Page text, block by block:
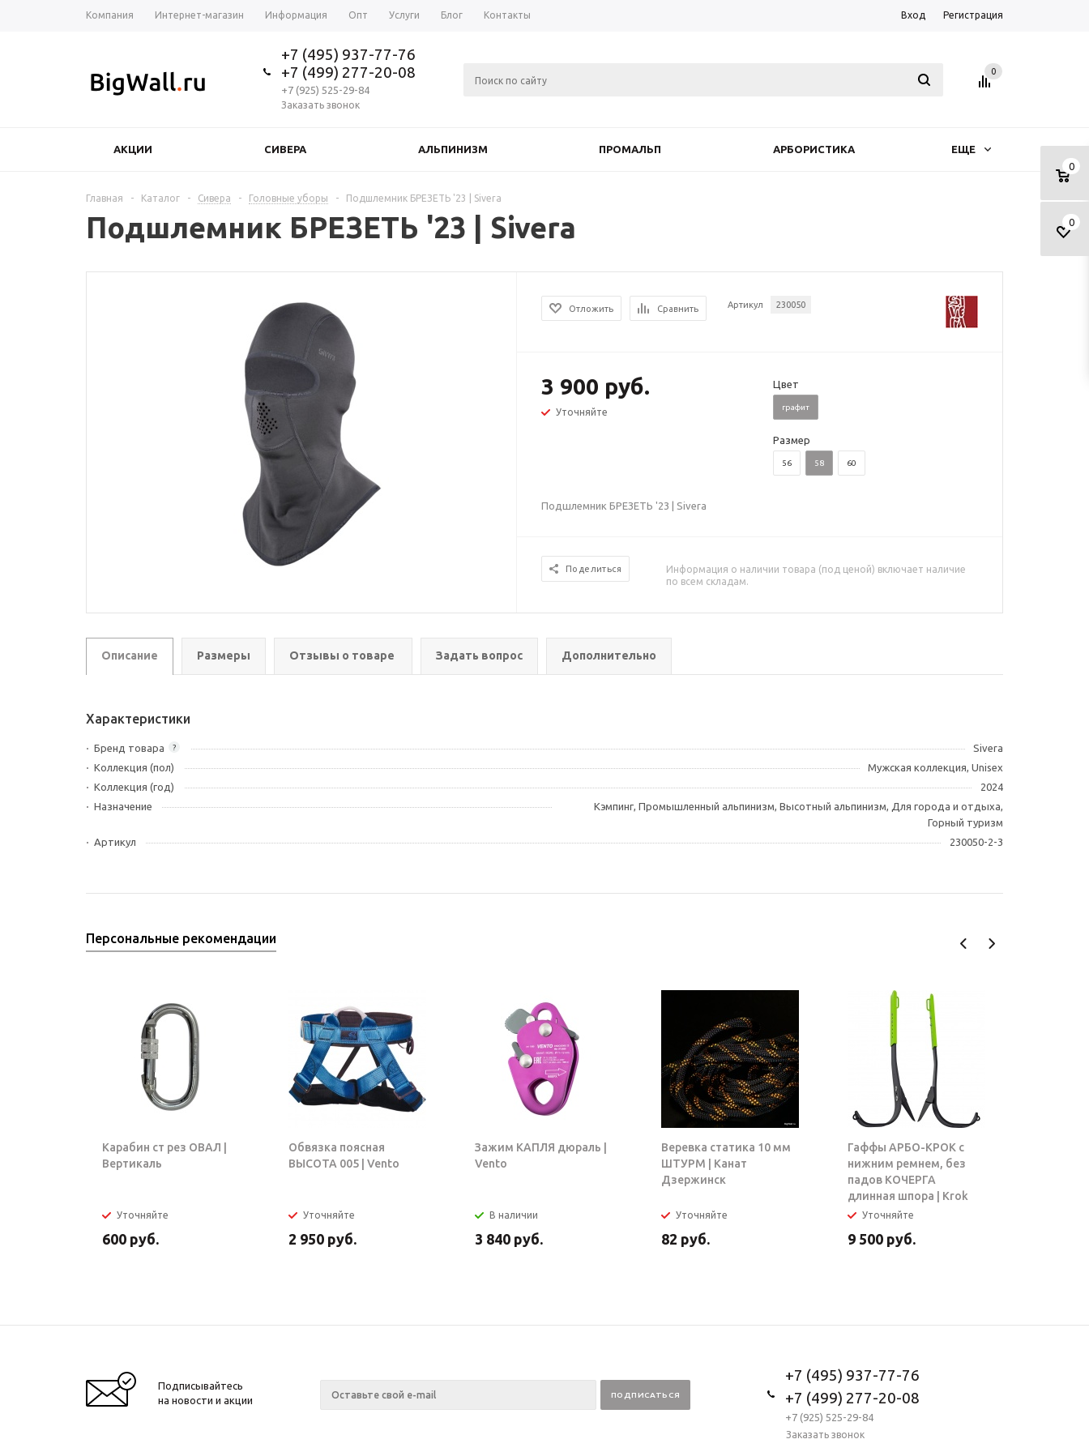
Компания Интернет-магазин Информация Опт Услуги Блог Контакты Вход Регистрация
+7 (495) 937-77-76
+7 (499) 277-20-08
+7 (925) 525-29-84
Заказать звонок
0
0
0
АКЦИИ СИВЕРА АЛЬПИНИЗМ ПРОМАЛЬП АРБОРИСТИКА ЕЩЕ
Главная - Каталог - Сивера - Головные уборы - Подшлемник БРЕЗЕТЬ '23 | Sivera
Подшлемник БРЕЗЕТЬ '23 | Sivera
Отложить Сравнить Артикул 230050
3 900 руб.
Уточняйте
Цвет
графит
Размер
56 58 60
Подшлемник БРЕЗЕТЬ '23 | Sivera
Поделиться
Информация о наличии товара (под ценой) включает наличие
по всем складам.
Описание Размеры Отзывы о товаре Задать вопрос Дополнительно
Характеристики
?
Бренд товара
Sivera
Коллекция (пол)
Мужская коллекция, Unisex
Коллекция (год)
2024
Назначение
Кэмпинг, Промышленный альпинизм, Высотный альпинизм, Для города и отдыха,
Горный туризм
Артикул
230050-2-3
Персональные рекомендации
Карабин ст рез ОВАЛ |
Вертикаль
Уточняйте
600 руб.
Обвязка поясная
ВЫСОТА 005 | Vento
Уточняйте
2 950 руб.
Зажим КАПЛЯ дюраль |
Vento
В наличии
3 840 руб.
Веревка статика 10 мм
ШТУРМ | Канат
Дзержинск
Уточняйте
82 руб.
Гаффы АРБО-КРОК с
нижним ремнем, без
падов КОЧЕРГА
длинная шпора | Krok
Уточняйте
9 500 руб.
Подписывайтесь
на новости и акции
+7 (495) 937-77-76
+7 (499) 277-20-08
+7 (925) 525-29-84
Заказать звонок